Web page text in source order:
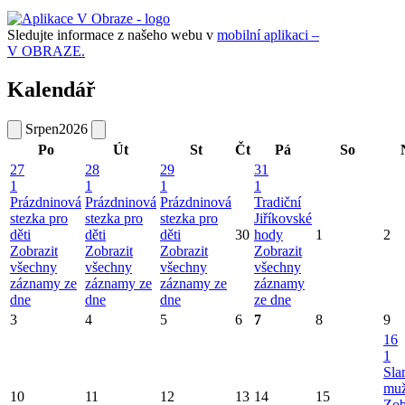
Sledujte informace z našeho webu v mobilní aplikaci –
V OBRAZE.
Kalendář
Srpen2026
Po
Út St Čt Pá So
27
1
Prázdninová
stezka pro
děti
Zobrazit
všechny
záznamy ze
dne
28
1
Prázdninová
stezka pro
děti
Zobrazit
všechny
záznamy ze
dne
29
1
Prázdninová
stezka pro
děti
Zobrazit
všechny
záznamy ze
dne
30
31
1
Tradiční
Jiříkovské
hody
Zobrazit
všechny
záznamy
ze dne
1 2
3 4 5 6 7 8 9
10 11 12 13 14 15
16
1